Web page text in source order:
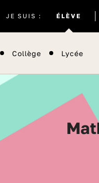
JE SUIS : ÉLÈVE
Collège Lycée